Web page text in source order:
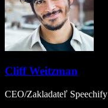
Cliff Weitzman
CEO/Zakladateľ Speechify